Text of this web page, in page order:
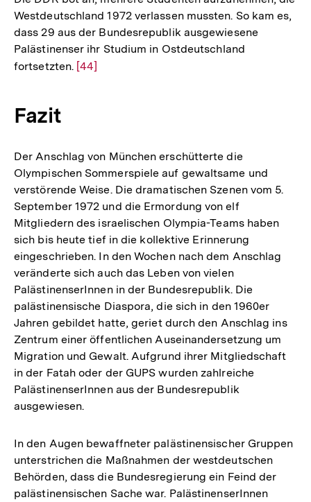
der
Westdeutschland 1972 verlassen mussten. So kam es,
dass 29 aus der Bundesrepublik ausgewiesene
Palästinenser ihr Studium in Ostdeutschland
fortsetzten. Zur
[44]
Fazit
Der Anschlag von München erschütterte die
Olympischen Sommerspiele auf gewaltsame und
verstörende Weise. Die dramatischen Szenen vom 5.
September 1972 und die Ermordung von elf
Mitgliedern des israelischen Olympia-Teams haben
sich bis heute tief in die kollektive Erinnerung
eingeschrieben. In den Wochen nach dem Anschlag
veränderte sich auch das Leben von vielen
PalästinenserInnen in der Bundesrepublik. Die
palästinensische Diaspora, die sich in den 1960er
Jahren gebildet hatte, geriet durch den Anschlag ins
Zentrum einer öffentlichen Auseinandersetzung um
Migration und Gewalt. Aufgrund ihrer Mitgliedschaft
in der Fatah oder der GUPS wurden zahlreiche
PalästinenserInnen aus der Bundesrepublik
ausgewiesen.
In den Augen bewaffneter palästinensischer Gruppen
unterstrichen die Maßnahmen der westdeutschen
Behörden, dass die Bundesregierung ein Feind der
palästinensischen Sache war. PalästinenserInnen